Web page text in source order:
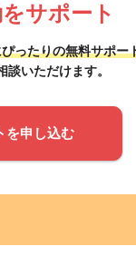
サポート
ったりの無料サポー
いただけます。
を申し込む